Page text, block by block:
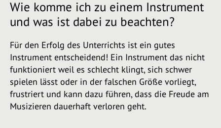
Wie komme ich zu einem Instrument
und was ist dabei zu beachten?
Für den Erfolg des Unterrichts ist ein gutes
Instrument entscheidend! Ein Instrument das nicht
funktioniert weil es schlecht klingt, sich schwer
spielen lässt oder in der falschen Größe vorliegt,
frustriert und kann dazu führen, dass die Freude am
Musizieren dauerhaft verloren geht.